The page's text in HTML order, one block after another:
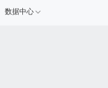
数据中心